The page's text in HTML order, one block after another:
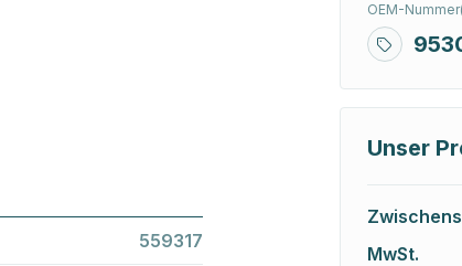
OEM-
Unser
MwSt.
559317